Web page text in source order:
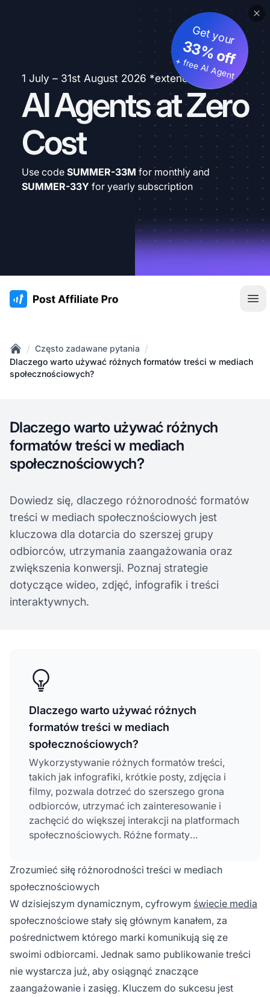
1 July – 31st August 2026 *extended
AI Agents at Zero
Cost
Get your
33% off
+ free AI Agent
Use code SUMMER-33M for monthly and
SUMMER-33Y for yearly subscription
:site.title
Home
/ Często zadawane pytania /
Dlaczego warto używać różnych formatów treści w mediach
społecznościowych?
Dlaczego warto używać różnych
formatów treści w mediach
społecznościowych?
Dowiedz się, dlaczego różnorodność formatów
treści w mediach społecznościowych jest
kluczowa dla dotarcia do szerszej grupy
odbiorców, utrzymania zaangażowania oraz
zwiększenia konwersji. Poznaj strategie
dotyczące wideo, zdjęć, infografik i treści
interaktywnych.
Dlaczego warto używać różnych
formatów treści w mediach
społecznościowych?
Wykorzystywanie różnych formatów treści,
takich jak infografiki, krótkie posty, zdjęcia i
filmy, pozwala dotrzeć do szerszego grona
odbiorców, utrzymać ich zainteresowanie i
zachęcić do większej interakcji na platformach
społecznościowych. Różne formaty
oraz algorytmy poszczególnych platform.
Zrozumieć siłę różnorodności treści w mediach
społecznościowych
W dzisiejszym dynamicznym, cyfrowym świecie media
społecznościowe stały się głównym kanałem, za
pośrednictwem którego marki komunikują się ze
swoimi odbiorcami. Jednak samo publikowanie treści
nie wystarcza już, aby osiągnąć znaczące
zaangażowanie i zasięg. Kluczem do sukcesu jest